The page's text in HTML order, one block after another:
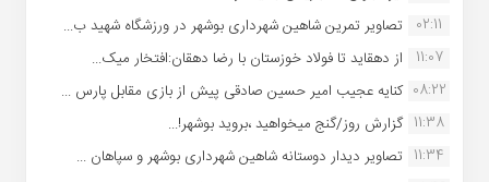
02:11
تصاویر تمرین شاهین شهردارى بوشهر در ورزشگاه شهید ب...
11:07
از دهقاید تا فولاد خوزستان با رضا دهقان:افتخار میک...
08:22 کنایه عجیب امیر حسین صادقی پیش از بازی مقابل پارس ...
11:38 گزارش روز/گنج میخواهید ،بروید بوشهر!...
11:34 تصاویر دیدار دوستانه شاهین شهردارى بوشهر و سپاهان ...